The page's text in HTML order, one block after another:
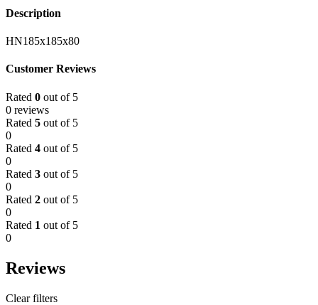
Description
HN185x185x80
Customer Reviews
Rated 0 out of 5
0 reviews
Rated 5 out of 5
0
Rated 4 out of 5
0
Rated 3 out of 5
0
Rated 2 out of 5
0
Rated 1 out of 5
0
Reviews
Clear filters